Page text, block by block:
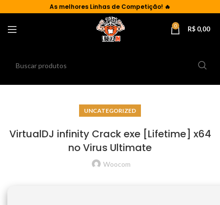
As melhores Linhas de Competição! 🔥
0 R$ 0,00
UNCATEGORIZED
VirtualDJ infinity Crack exe [Lifetime] x64
no Virus Ultimate
Woocom